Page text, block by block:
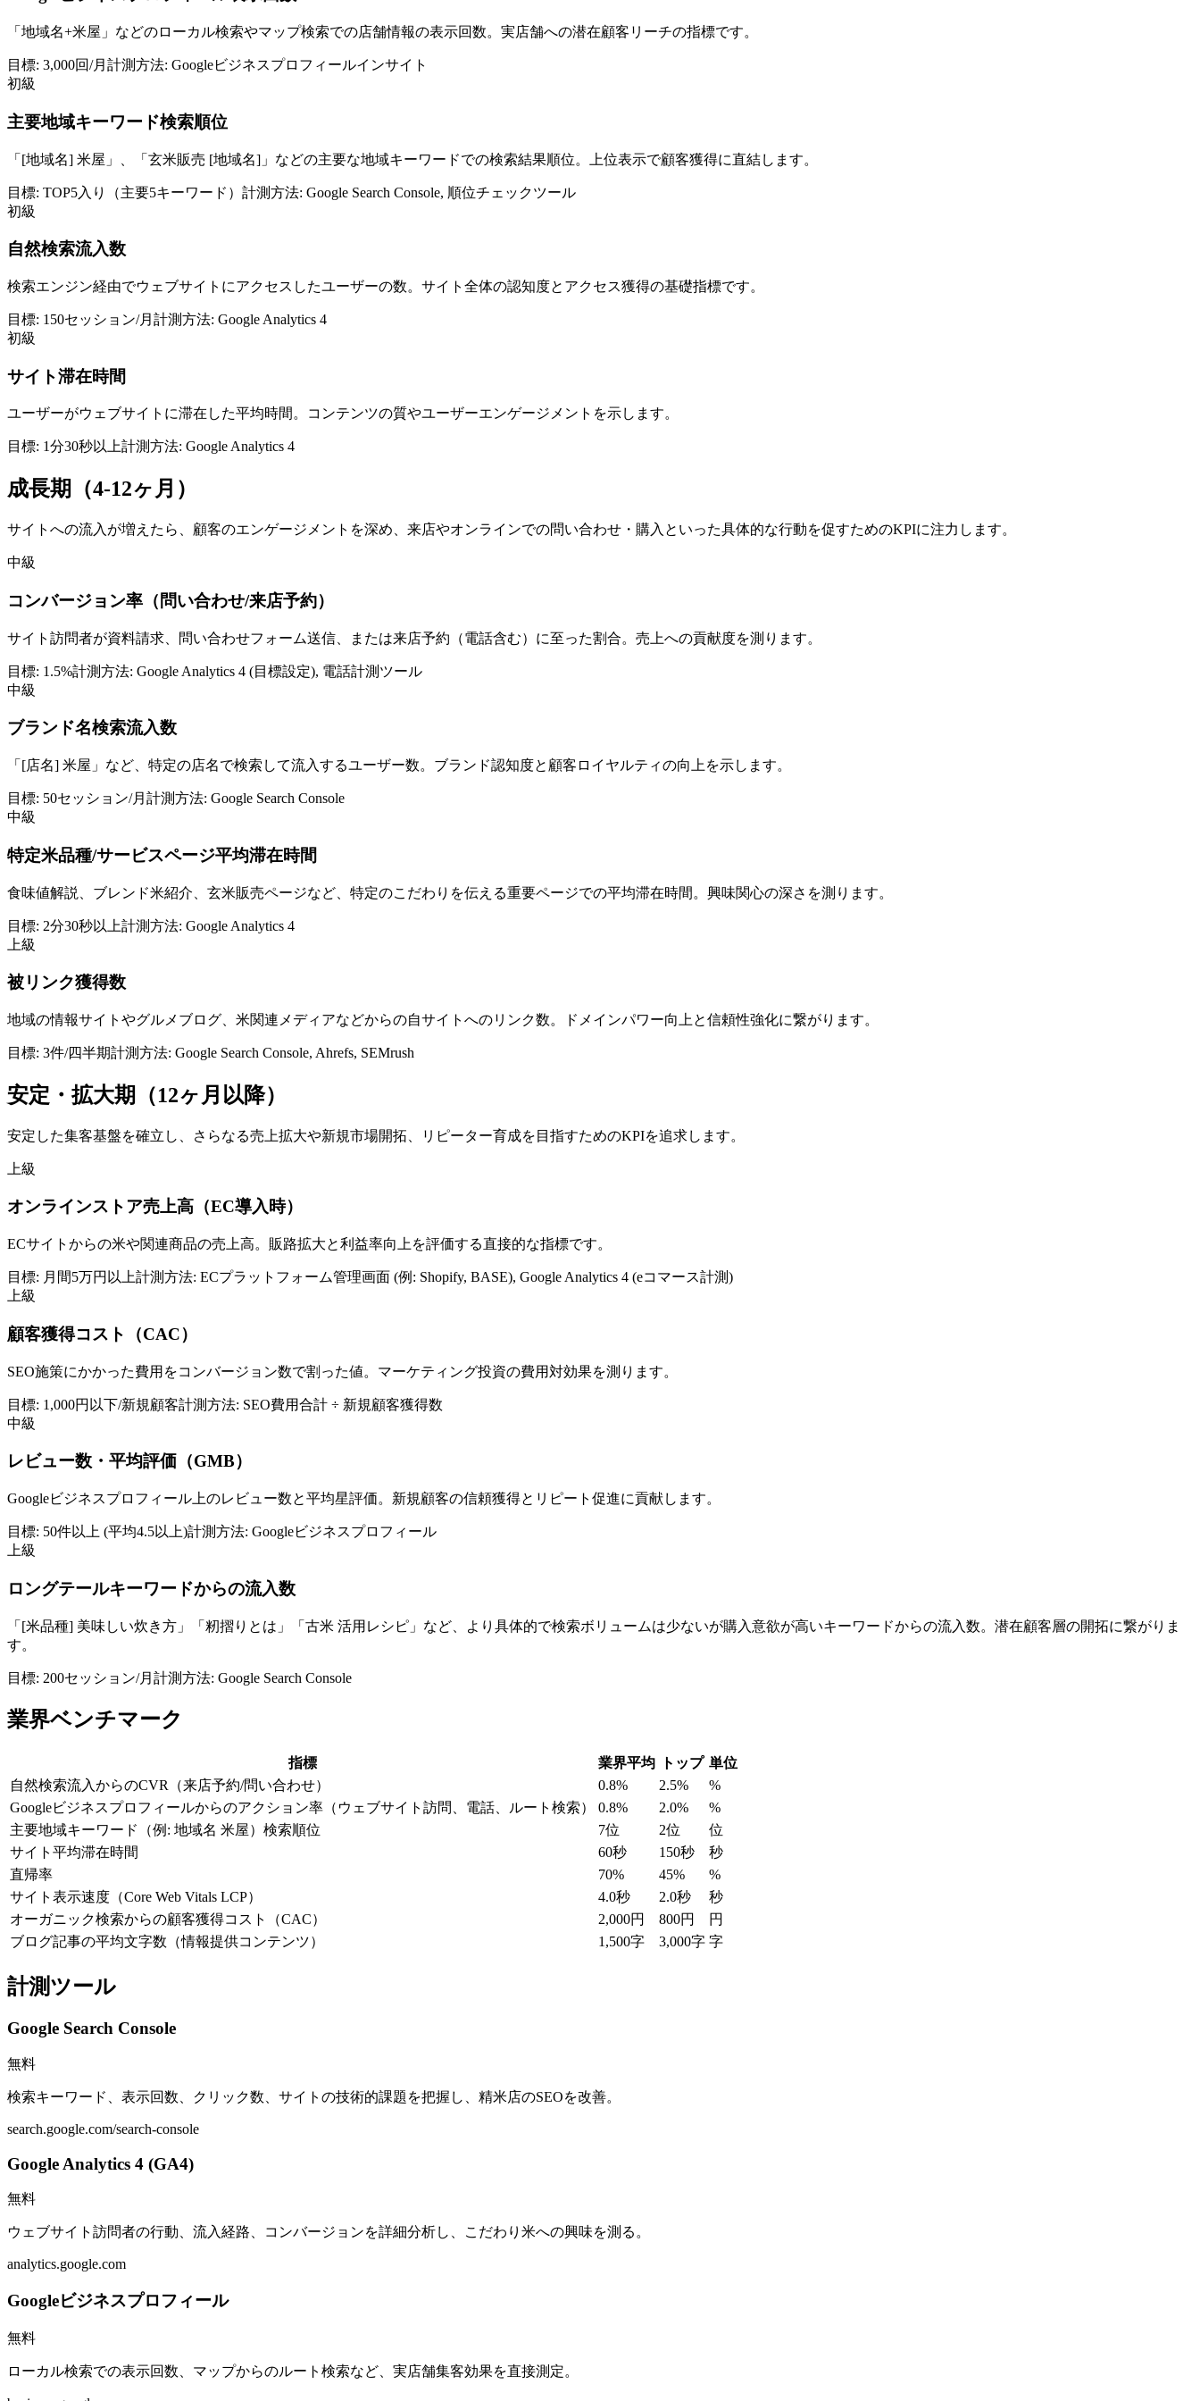
「地域名+米屋」などのローカル検索やマップ検索での店舗情報の表示回数。実店舗への潜在顧客リーチの指標です。
目標: 3,000回/月 計測方法: Googleビジネスプロフィールインサイト
初級
主要地域キーワード検索順位
「[地域名] 米屋」、「玄米販売 [地域名]」などの主要な地域キーワードでの検索結果順位。上位表示で顧客獲得に直結します。
目標: TOP5入り（主要5キーワード） 計測方法: Google Search Console, 順位チェックツール
初級
自然検索流入数
検索エンジン経由でウェブサイトにアクセスしたユーザーの数。サイト全体の認知度とアクセス獲得の基礎指標です。
目標: 150セッション/月 計測方法: Google Analytics 4
初級
サイト滞在時間
ユーザーがウェブサイトに滞在した平均時間。コンテンツの質やユーザーエンゲージメントを示します。
目標: 1分30秒以上計測方法: Google Analytics 4
成長期（4-12ヶ月）
サイトへの流入が増えたら、顧客のエンゲージメントを深め、来店やオンラインでの問い合わせ・購入といった具体的な行動を促すためのKPIに注力します。
中級
コンバージョン率（問い合わせ/来店予約）
サイト訪問者が資料請求、問い合わせフォーム送信、または来店予約（電話含む）に至った割合。売上への貢献度を測ります。
目標: 1.5%計測方法: Google Analytics 4 (目標設定), 電話計測ツール
中級
ブランド名検索流入数
「[店名] 米屋」など、特定の店名で検索して流入するユーザー数。ブランド認知度と顧客ロイヤルティの向上を示します。
目標: 50セッション/月 計測方法: Google Search Console
中級
特定米品種/サービスページ平均滞在時間
食味値解説、ブレンド米紹介、玄米販売ページなど、特定のこだわりを伝える重要ページでの平均滞在時間。興味関心の深さを測ります。
目標: 2分30秒以上計測方法: Google Analytics 4
上級
被リンク獲得数
地域の情報サイトやグルメブログ、米関連メディアなどからの自サイトへのリンク数。ドメインパワー向上と信頼性強化に繋がります。
目標: 3件/四半期計測方法: Google Search Console, Ahrefs, SEMrush
安定・拡大期（12ヶ月以降）
安定した集客基盤を確立し、さらなる売上拡大や新規市場開拓、リピーター育成を目指すためのKPIを追求します。
上級
オンラインストア売上高（EC導入時）
ECサイトからの米や関連商品の売上高。販路拡大と利益率向上を評価する直接的な指標です。
目標: 月間5万円以上計測方法: ECプラットフォーム管理画面 (例: Shopify, BASE), Google Analytics 4 (eコマース計測)
上級
顧客獲得コスト（CAC）
SEO施策にかかった費用をコンバージョン数で割った値。マーケティング投資の費用対効果を測ります。
目標: 1,000円以下/新規顧客計測方法: SEO費用合計 ÷ 新規顧客獲得数
中級
レビュー数・平均評価（GMB）
Googleビジネスプロフィール上のレビュー数と平均星評価。新規顧客の信頼獲得とリピート促進に貢献します。
目標: 50件以上 (平均4.5以上)計測方法: Googleビジネスプロフィール
上級
ロングテールキーワードからの流入数
「[米品種] 美味しい炊き方」「籾摺りとは」「古米 活用レシピ」など、より具体的で検索ボリュームは少ないが購入意欲が高いキーワードからの流入数。潜在顧客層の開拓に繋がりま
す。
目標: 200セッション/月 計測方法: Google Search Console
業界ベンチマーク
指標 業界平均 トップ 単位
自然検索流入からのCVR（来店予約/問い合わせ）
0.8% 2.5%
%
Googleビジネスプロフィールからのアクション率（ウェブサイト訪問、電話、ルート検索）
0.8% 2.0%
%
主要地域キーワード（例: 地域名 米屋）検索順位
7位 2位
位
サイト平均滞在時間
60秒 150秒
秒
直帰率
70% 45%
%
サイト表示速度（Core Web Vitals LCP）
4.0秒 2.0秒
秒
オーガニック検索からの顧客獲得コスト（CAC）
2,000円 800円
円
ブログ記事の平均文字数（情報提供コンテンツ）
1,500字 3,000字 字
計測ツール
Google Search Console
無料
検索キーワード、表示回数、クリック数、サイトの技術的課題を把握し、精米店のSEOを改善。
search.google.com/search-console
Google Analytics 4 (GA4)
無料
ウェブサイト訪問者の行動、流入経路、コンバージョンを詳細分析し、こだわり米への興味を測る。
analytics.google.com
Googleビジネスプロフィール
無料
ローカル検索での表示回数、マップからのルート検索など、実店舗集客効果を直接測定。